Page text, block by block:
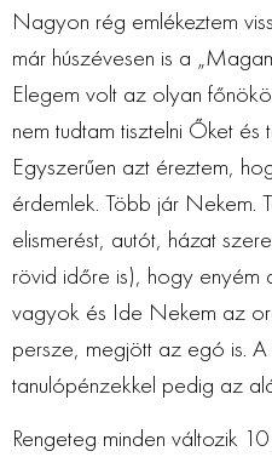
Nagyon rég emlékeztem
már húszévesen is a
Elegem volt az olyan
nem tudtam tisztelni Őket és
Egyszerűen azt éreztem,
érdemlek. Több jár Nekem.
elismerést, autót, házat
rövid időre is), hogy enyém
vagyok és Ide Nekem az
persze, megjött az egó is.
tanulópénzekkel pedig az
Rengeteg minden változik